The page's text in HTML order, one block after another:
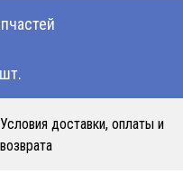
Условия доставки, оплаты и
возврата